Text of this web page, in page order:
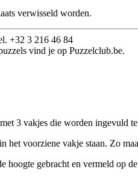
verwisseld worden.
+32 3 216 46 84
vind je op Puzzelclub.be.
3 vakjes die worden ingevuld
het voorziene vakje staan. Zo
hoogte gebracht en vermeld op